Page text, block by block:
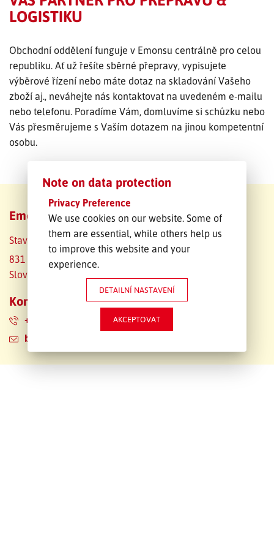
SLEDOVÁNÍ ZÁSILKY
POPTÁVKA PŘEPRAVY
LOGISTIKU
Obchodní oddělení funguje v Emonsu centrálně pro celou
republiku. Ať už řešíte sběrné přepravy, vypisujete
výběrové řízení nebo máte dotaz na skladování Vašeho
zboží aj., neváhejte nás kontaktovat na uvedeném e-mailu
nebo telefonu. Poradíme Vám, domluvíme si schůzku nebo
Vás přesměrujeme s Vaším dotazem na jinou kompetentní
osobu.
Emons Slovakia s.r.o.
Staviťelská 7
831 04 Bratislava
Slovenská republika
Kontaktní údaje
+421 949 015 066
bratislava@emons.sk
Note on data protection
Privacy Preference
We use cookies on our website. Some of
them are essential, while others help us
to improve this website and your
experience.
DETAILNÍ NASTAVENÍ
AKCEPTOVAT